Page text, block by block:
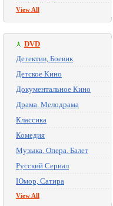
View All
DVD
Детектив, Боевик
Детское Кино
Документальное Кино
Драма. Мелодрама
Классика
Комедия
Музыка. Опера. Балет
Русский Сериал
Юмор, Сатира
View All